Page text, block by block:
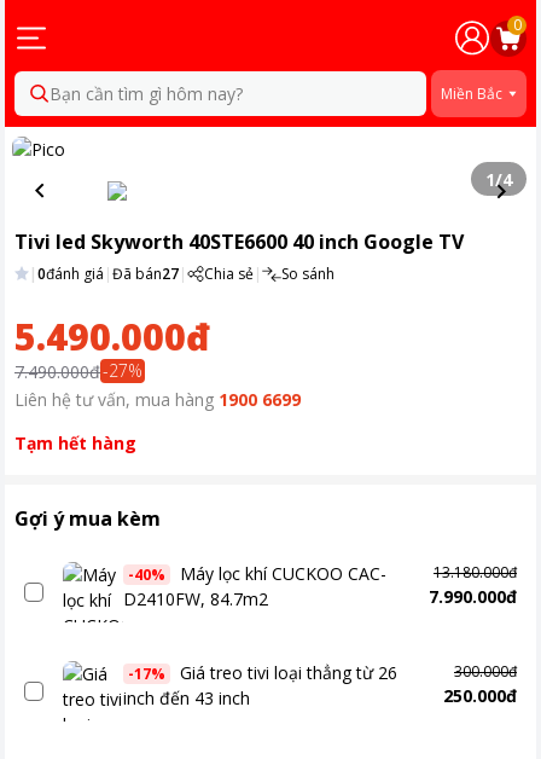
0
Bạn cần tìm gì hôm nay? Miền Bắc
1/4
Tivi led Skyworth 40STE6600 40 inch Google TV
|0đánh giá |Đã bán27| Chia sẻ| So sánh
5.490.000đ
7.490.000đ-27%
Liên hệ tư vấn, mua hàng 1900 6699
Tạm hết hàng
Gợi ý mua kèm
-40%
Máy lọc khí CUCKOO CAC-
D2410FW, 84.7m2
13.180.000đ
7.990.000đ
-17%
Giá treo tivi loại thẳng từ 26
inch đến 43 inch
300.000đ
250.000đ